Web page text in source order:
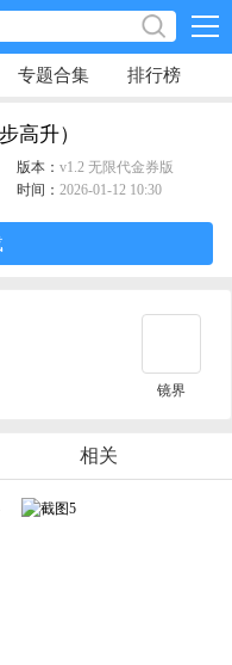
专题合集 排行榜
高升）
版本： v1.2 无限代金券版
时间： 2026-01-12 10:30
镜界
相关